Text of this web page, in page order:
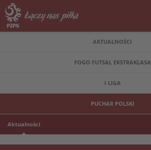
AKTUALNOŚCI
FOGO FUTSAL EKSTRAKLASA
I LIGA
PUCHAR POLSKI
Aktualności